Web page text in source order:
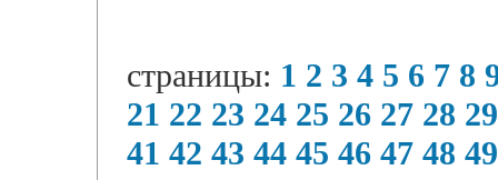
страницы: 1 2 3 4 5 6 7 8
21 22 23 24 25 26 27 28 29
41 42 43 44 45 46 47 48 49